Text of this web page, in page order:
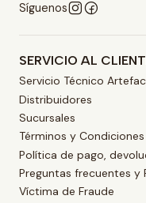
Síguenos
SERVICIO AL
Servicio Técnico
Distribuidores
Sucursales
Términos y Condiciones
Política de pago,
Preguntas frecuentes y
Víctima de Fraude